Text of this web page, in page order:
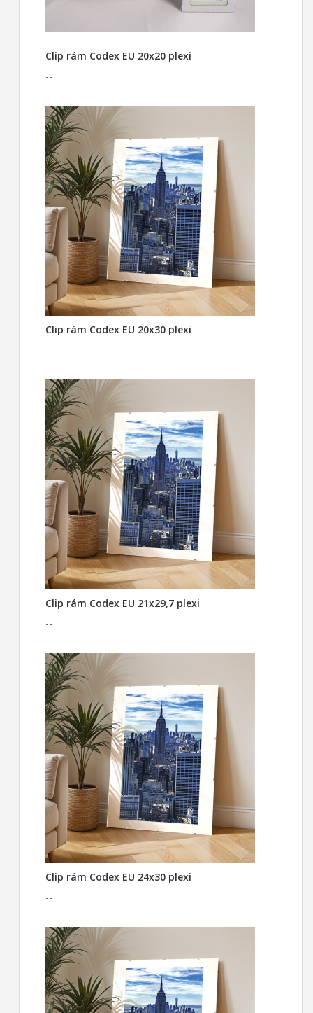
Clip rám Codex EU 20x20 plexi
--
Clip rám Codex EU 20x30 plexi
--
Clip rám Codex EU 21x29,7 plexi
--
Clip rám Codex EU 24x30 plexi
--